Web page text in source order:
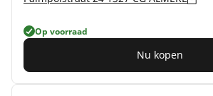
Op voorraad
Nu kopen